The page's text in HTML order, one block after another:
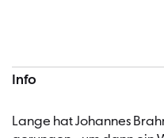
Info
Lange hat Johannes